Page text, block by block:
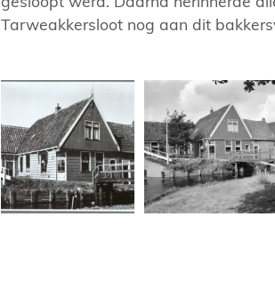
Tarweakkersloot nog aan dit